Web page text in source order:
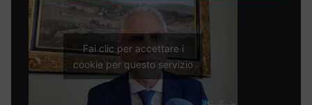
Fai clic per accettare i
cookie per questo servizio